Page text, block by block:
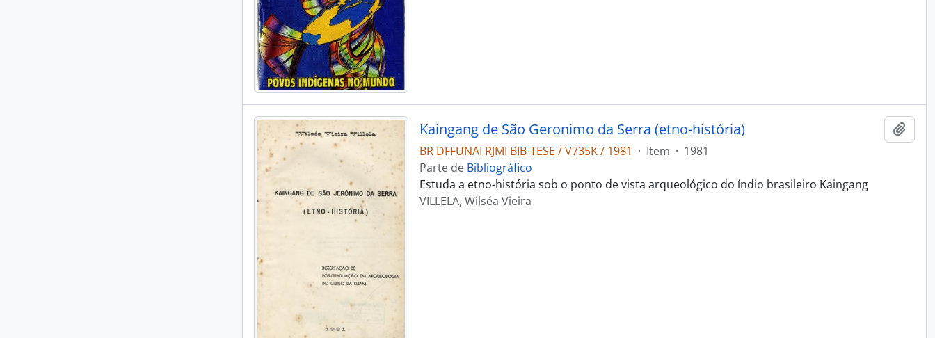
Kaingang de São Geronimo da Serra (etno-história)
BR DFFUNAI RJMI BIB-TESE / V735K / 1981 · Item · 1981
Parte de Bibliográfico
Estuda a etno-história sob o ponto de vista arqueológico do índio brasileiro Kaingang
VILLELA, Wilséa Vieira